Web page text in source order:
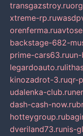
transgazstroy.ru
xtreme-rp.ru
orenferma.ru
backstage-682-
prime-cars63.ru
legardoauto.ru
kinozadrot-3.ruqr-
udalenka-club.ru
dash-cash-now.ru
hotteygroup.ru
dveriland73.runis-